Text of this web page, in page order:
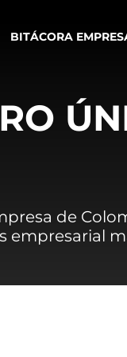
BITÁCORA
de
empresarial